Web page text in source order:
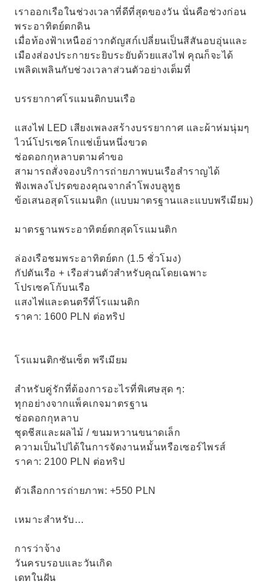
เราออกเรือในช่วงเวลาที่ดีที่สุดของวัน นั่นคือช่วงก่อน
พระอาทิตย์ตกดิน
เมื่อท้องฟ้าเหนืออ่าวกดัญสก์เปลี่ยนเป็นสีสันอบอุ่นและ
เมืองส่องประกายระยิบระยับด้วยแสงไฟ คุณก็จะได้
เพลิดเพลินกับช่วงเวลาส่วนตัวอย่างเต็มที่
บรรยากาศโรแมนติกบนเรือ
แสงไฟ LED เสียงเพลงสร้างบรรยากาศ และผ้าห่มนุ่มๆ
ไวน์โปรเซคโกแช่เย็นหนึ่งขวด
ช่อดอกกุหลาบตามคำขอ
สามารถสั่งจองบริการถ่ายภาพบนเรือสำราญได้
ฟังเพลงโปรดของคุณจากลำโพงบลูทูธ
ข้อเสนอสุดโรแมนติก (แบบมาตรฐานและแบบพรีเมียม)
มาตรฐานพระอาทิตย์ตกสุดโรแมนติก
ล่องเรือชมพระอาทิตย์ตก (1.5 ชั่วโมง)
กัปตันเรือ + เรือส่วนตัวสำหรับคุณโดยเฉพาะ
โปรเซคโก้บนเรือ
แสงไฟและดนตรีที่โรแมนติก
ราคา: 1600 PLN ต่อทริป
โรแมนติกซันเซ็ต พรีเมียม
สำหรับคู่รักที่ต้องการอะไรที่พิเศษสุด ๆ:
ทุกอย่างจากแพ็คเกจมาตรฐาน
ช่อดอกกุหลาบ
ชุดชีสและผลไม้ / ขนมหวานขนาดเล็ก
ความเป็นไปได้ในการจัดงานหมั้นหรือเซอร์ไพรส์
ราคา: 2100 PLN ต่อทริป
ตัวเลือกการถ่ายภาพ: +550 PLN
เหมาะสำหรับ…
การว่าจ้าง
วันครบรอบและวันเกิด
เดทในฝัน